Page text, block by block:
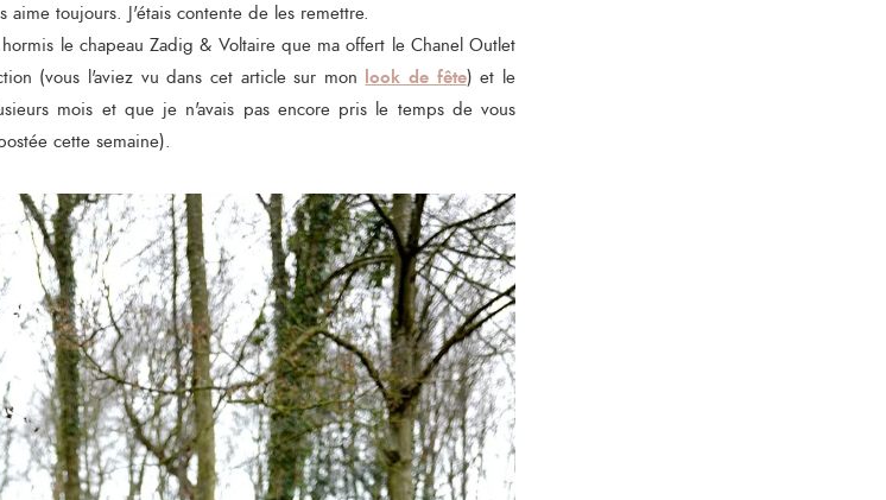
toujours. J'étais contente de les remettre.
le chapeau Zadig & Voltaire que ma offert le Chanel Outlet
(vous l'aviez vu dans cet article sur mon look de fête) et le
mois et que je n'avais pas encore pris le temps de vous
cette semaine).